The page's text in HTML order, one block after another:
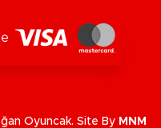
Oyuncak. Site By MNM